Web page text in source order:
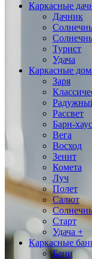
Каркасные
Дачник
Турист
Удача
Каркасные
Заря
Рассвет
Барн-хаус
Вега
Восход
Зенит
Комета
Луч
Полет
Салют
Старт
Удача +
Каркасные
Бани